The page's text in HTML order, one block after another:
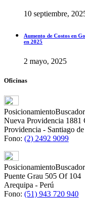
10 septiembre,
Aumento de Costos en
en 2025
2 mayo, 2025
Oficinas
Nueva Providencia 1881
Providencia - Santiago
Fono: (2) 2492 9099
Puente Grau 505 Of 104
Arequipa - Perú
Fono: (51) 943 720 940